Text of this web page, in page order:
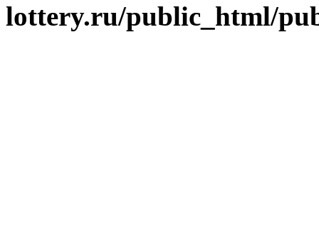
lottery.ru/public_html/